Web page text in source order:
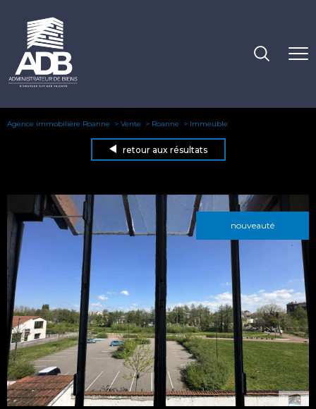
Agence immobilière Roanne Vente Roanne Immeuble
retour aux résultats
nouveauté